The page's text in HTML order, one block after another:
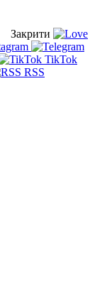
Закрити
TikTok
RSS